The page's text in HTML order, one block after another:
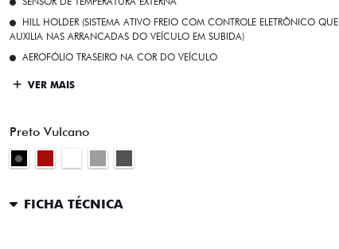
HILL HOLDER (SISTEMA ATIVO FREIO COM CONTROLE ELETRÔNICO QUE
AUXILIA NAS ARRANCADAS DO VEÍCULO EM SUBIDA)
AEROFÓLIO TRASEIRO NA COR DO VEÍCULO
VER MAIS
Preto Vulcano
FICHA TÉCNICA